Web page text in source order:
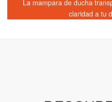
La mampara de ducha
claridad a tu